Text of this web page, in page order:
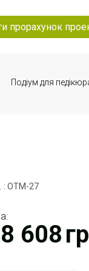
прорахунок
Подіум для
: ОТМ-27
608